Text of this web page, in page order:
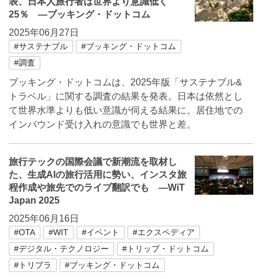
25％ ―ブッキング・ドットコム
2025年06月27日
#サステナブル
#ブッキング・ドットコム
#調査
ブッキング・ドットコムは、2025年版「サステナブル&
トラベル」に関する調査の結果を発表。日本は依然とし
て世界水準よりも低い意識が伺える結果に。居住地での
インバウンド受け入れの意識でも世界と差。
旅行テックの国際会議で新潮流を取材し
た、生成AIの旅行活用に勢い、インスタ旅
程作成や旅先でのライブ翻訳でも ―WiT
Japan 2025
2025年06月16日
#OTA #WIT #イベント
#エクスペディア
#デジタル・テクノロジー
#トリップ・ドットコム
#トリプラ
#ブッキング・ドットコム